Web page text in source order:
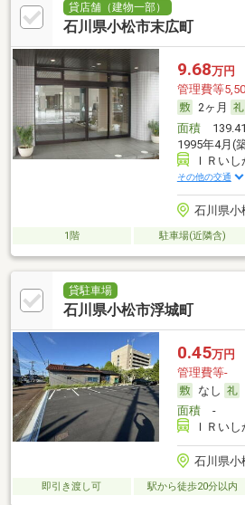
貸店舗（建物一部）
石川県小松市末広町
9.68万円
管理費等
2ヶ月
面積
1995年4月(
ＩＲい
その他の交通
石川県小
1階 駐車場(近隣含)
貸駐車場
石川県小松市浮城町
0.45万円
管理費等-
なし
面積-
ＩＲい
石川県小
即引き渡し可 駅から徒歩20分以内